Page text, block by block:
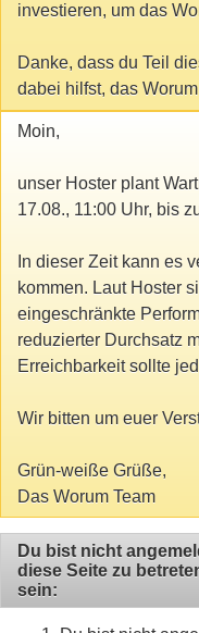
investieren, um das
Danke, dass du Teil
dabei hilfst, das
Moin,
unser Hoster plant
17.08., 11:00 Uhr, bis
In dieser Zeit kann es
kommen. Laut Hoster
eingeschränkte
reduzierter Durchsatz
Erreichbarkeit sollte
Wir bitten um euer
Grün-weiße Grüße,
Das Worum Team
Du bist nicht
diese Seite zu
sein: